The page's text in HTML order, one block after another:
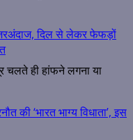
दिल से लेकर फेफड़ों
चलते ही हांफने लगना या
की ‘भारत भाग्य विधाता’, इस